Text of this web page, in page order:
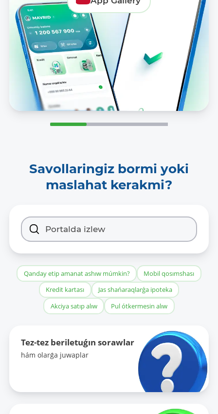
Savollaringiz bormi yoki
maslahat kerakmi?
Qanday etip amanat ashıw múmkin?
Mobil qosımshası
Kredit kartası
Jas shańaraqlarǵa ipoteka
Akciya satıp alıw
Pul ótkermesin alıw
Tez-tez beriletuǵın sorawlar
hám olarǵa juwaplar